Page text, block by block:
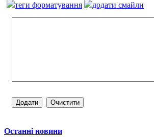
теги форматування додати смайли
Останні новини